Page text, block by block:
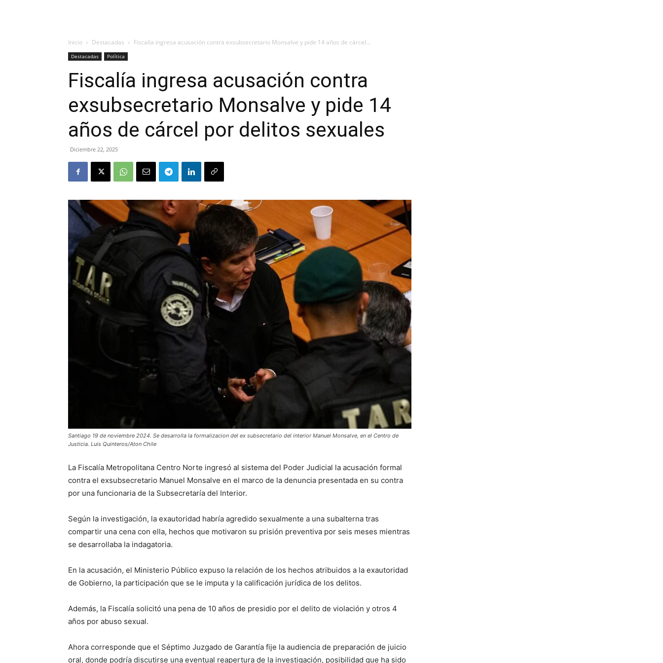
Inicio Destacadas Fiscalía ingresa acusación contra exsubsecretario Monsalve y pide 14 años de cárcel...
Destacadas Política
Fiscalía ingresa acusación contra
exsubsecretario Monsalve y pide 14
años de cárcel por delitos sexuales
Diciembre 22, 2025
Santiago 19 de noviembre 2024. Se desarrolla la formalizacion del ex subsecretario del interior Manuel Monsalve, en el Centro de
Justicia. Luis Quinteros/Aton Chile
La Fiscalía Metropolitana Centro Norte ingresó al sistema del Poder Judicial la acusación formal
contra el exsubsecretario Manuel Monsalve en el marco de la denuncia presentada en su contra
por una funcionaria de la Subsecretaría del Interior.
Según la investigación, la exautoridad habría agredido sexualmente a una subalterna tras
compartir una cena con ella, hechos que motivaron su prisión preventiva por seis meses mientras
se desarrollaba la indagatoria.
En la acusación, el Ministerio Público expuso la relación de los hechos atribuidos a la exautoridad
de Gobierno, la participación que se le imputa y la calificación jurídica de los delitos.
Además, la Fiscalía solicitó una pena de 10 años de presidio por el delito de violación y otros 4
años por abuso sexual.
Ahora corresponde que el Séptimo Juzgado de Garantía fije la audiencia de preparación de juicio
oral, donde podría discutirse una eventual reapertura de la investigación, posibilidad que ha sido